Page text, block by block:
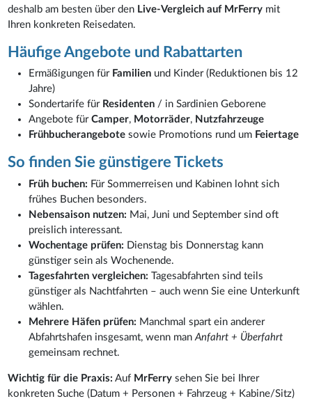
deshalb am besten über den Live-Vergleich auf MrFerry mit
Ihren konkreten Reisedaten.
Häufige Angebote und Rabattarten
Ermäßigungen für Familien und Kinder (Reduktionen bis 12
Jahre)
Sondertarife für Residenten / in Sardinien Geborene
Angebote fürCamper, Motorräder, Nutzfahrzeuge
Frühbucherangebotesowie Promotions rund um Feiertage
So finden Sie günstigere Tickets
Früh buchen: Für Sommerreisen und Kabinen lohnt sich
frühes Buchen besonders.
Nebensaison nutzen: Mai, Juni und September sind oft
preislich interessant.
Wochentage prüfen: Dienstag bis Donnerstag kann
günstiger sein als Wochenende.
Tagesfahrten vergleichen: Tagesabfahrten sind teils
günstiger als Nachtfahrten – auch wenn Sie eine Unterkunft
wählen.
Mehrere Häfen prüfen: Manchmal spart ein anderer
Abfahrtshafen insgesamt, wenn manAnfahrt + Überfahrt
gemeinsam rechnet.
Wichtig für die Praxis: Auf MrFerry sehen Sie bei Ihrer
konkreten Suche (Datum + Personen + Fahrzeug + Kabine/Sitz)